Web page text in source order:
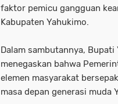
faktor pemicu gangguan
Kabupaten Yahukimo.
Dalam sambutannya, Bupati
menegaskan bahwa
elemen masyarakat
masa depan generasi muda